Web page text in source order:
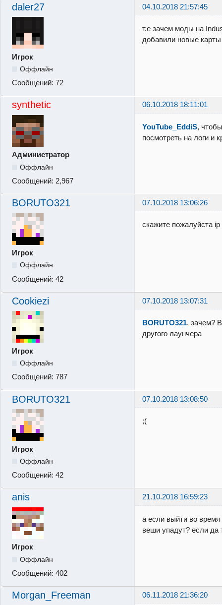
daler27 04.10.2018 21:57:45
Игрок
Оффлайн
Сообщений: 72
т.е зачем моды на
добавили новые
synthetic 06.10.2018 18:11:01
Администратор
Оффлайн
Сообщений: 2,967
YouTube_EddiS,
посмотреть на логи и
BORUTO321 07.10.2018 13:06:26
Игрок
Оффлайн
Сообщений: 42
скажите пожалуйста ip
Cookiezi 07.10.2018 13:07:31
Игрок
Оффлайн
Сообщений: 787
BORUTO321, зачем?
другого лаунчера
BORUTO321 07.10.2018 13:08:50
Игрок
Оффлайн
Сообщений: 42
;(
anis 21.10.2018 16:59:23
Игрок
Оффлайн
Сообщений: 402
а если выйти во время
веши упадут? если
Morgan_Freeman 06.11.2018 21:36:20